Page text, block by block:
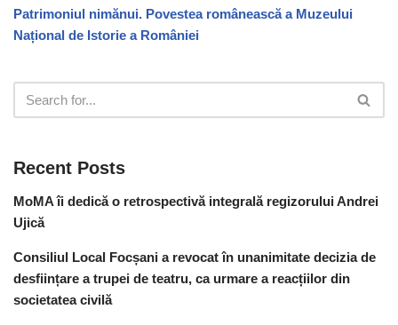
Patrimoniul nimănui. Povestea românească a Muzeului
Național de Istorie a României
Recent Posts
MoMA îi dedică o retrospectivă integrală regizorului Andrei
Ujică
Consiliul Local Focșani a revocat în unanimitate decizia de
desființare a trupei de teatru, ca urmare a reacțiilor din
societatea civilă